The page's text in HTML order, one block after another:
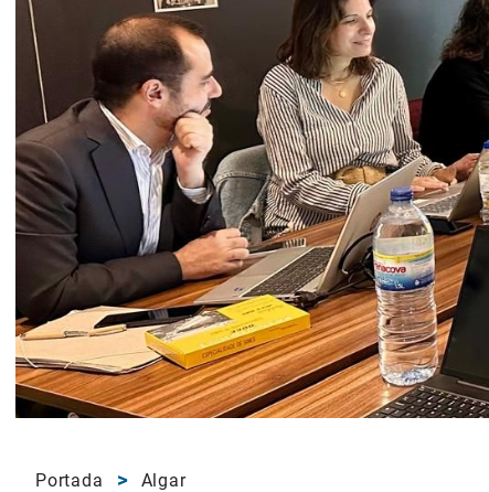
Portada Algar